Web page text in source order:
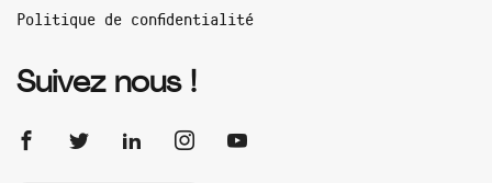
Politique de confidentialité
Suivez nous !